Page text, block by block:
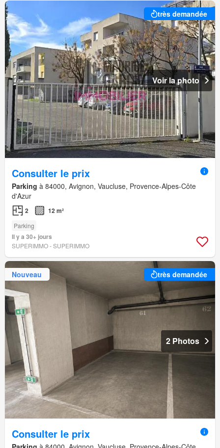
très demandée
Voir la photo
Consulter le prix
Parking à 84000, Avignon, Vaucluse, Provence-Alpes-Côte
d'Azur
2 12 m²
Parking
Il y a 30+ jours
SUPERIMMO - SUPERIMMO
Nouveau très demandée
2 Photos
Consulter le prix